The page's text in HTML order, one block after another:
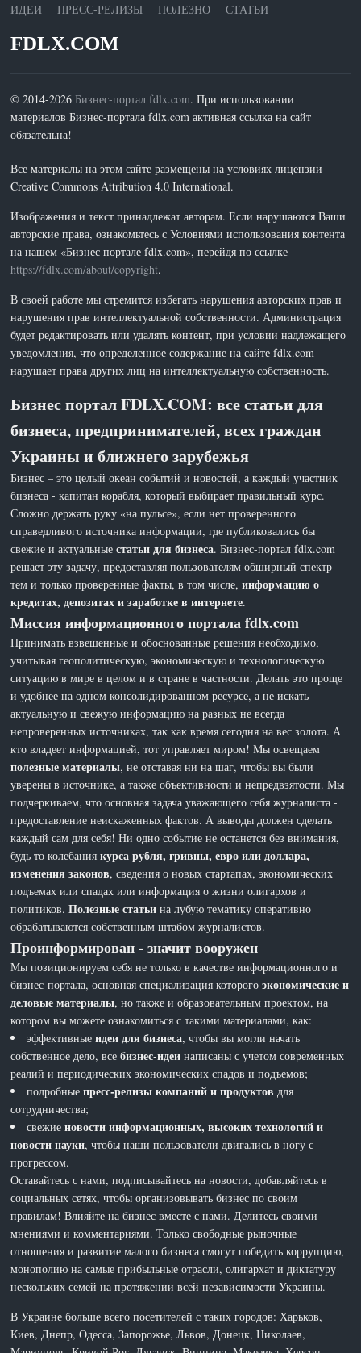
ИДЕИ
ПРЕСС-РЕЛИЗЫ ПОЛЕЗНО СТАТЬИ
FDLX.COM
© 2014-2026 Бизнес-портал fdlx.com. При использовании
материалов Бизнес-портала fdlx.com активная ссылка на сайт
обязательна!
Все материалы на этом сайте размещены на условиях лицензии
Creative Commons Attribution 4.0 International.
Изображения и текст принадлежат авторам. Если нарушаются Ваши
авторские права, ознакомьтесь с Условиями использования контента
на нашем «Бизнес портале fdlx.com», перейдя по ссылке
https://fdlx.com/about/copyright.
В своей работе мы стремится избегать нарушения авторских прав и
нарушения прав интеллектуальной собственности. Администрация
будет редактировать или удалять контент, при условии надлежащего
уведомления, что определенное содержание на сайте fdlx.com
нарушает права других лиц на интеллектуальную собственность.
Бизнес портал FDLX.COM: все статьи для
бизнеса, предпринимателей, всех граждан
Украины и ближнего зарубежья
Бизнес – это целый океан событий и новостей, а каждый участник
бизнеса - капитан корабля, который выбирает правильный курс.
Сложно держать руку «на пульсе», если нет проверенного
справедливого источника информации, где публиковались бы
свежие и актуальныестатьи для бизнеса. Бизнес-портал fdlx.com
решает эту задачу, предоставляя пользователям обширный спектр
тем и только проверенные факты, в том числе,информацию о
кредитах, депозитах и заработке в интернете.
Миссия информационного портала fdlx.com
Принимать взвешенные и обоснованные решения необходимо,
учитывая геополитическую, экономическую и технологическую
ситуацию в мире в целом и в стране в частности. Делать это проще
и удобнее на одном консолидированном ресурсе, а не искать
актуальную и свежую информацию на разных не всегда
непроверенных источниках, так как время сегодня на вес золота. А
кто владеет информацией, тот управляет миром! Мы освещаем
полезные материалы, не отставая ни на шаг, чтобы вы были
уверены в источнике, а также объективности и непредвзятости. Мы
подчеркиваем, что основная задача уважающего себя журналиста -
предоставление неискаженных фактов. А выводы должен сделать
каждый сам для себя! Ни одно событие не останется без внимания,
будь то колебаниякурса рубля, гривны, евро или доллара,
изменения законов, сведения о новых стартапах, экономических
подъемах или спадах или информация о жизни олигархов и
политиков.Полезные статьи на лубую тематику оперативно
обрабатываются собственным штабом журналистов.
Проинформирован - значит вооружен
Мы позиционируем себя не только в качестве информационного и
бизнес-портала, основная специализация которогоэкономические и
деловые материалы, но также и образовательным проектом, на
котором вы можете ознакомиться с такими материалами, как:
эффективныеидеи для бизнеса, чтобы вы могли начать
собственное дело, всебизнес-идеи написаны с учетом современных
реалий и периодических экономических спадов и подъемов;
подробныепресс-релизы компаний и продуктов для
сотрудничества;
свежиеновости информационных, высоких технологий и
новости науки, чтобы наши пользователи двигались в ногу с
прогрессом.
Оставайтесь с нами, подписывайтесь на новости, добавляйтесь в
социальных сетях, чтобы организовывать бизнес по своим
правилам! Влияйте на бизнес вместе с нами. Делитесь своими
мнениями и комментариями. Только свободные рыночные
отношения и развитие малого бизнеса смогут победить коррупцию,
монополию на самые прибыльные отрасли, олигархат и диктатуру
нескольких семей на протяжении всей независимости Украины.
В Украине больше всего посетителей с таких городов: Харьков,
Киев, Днепр, Одесса, Запорожье, Львов, Донецк, Николаев,